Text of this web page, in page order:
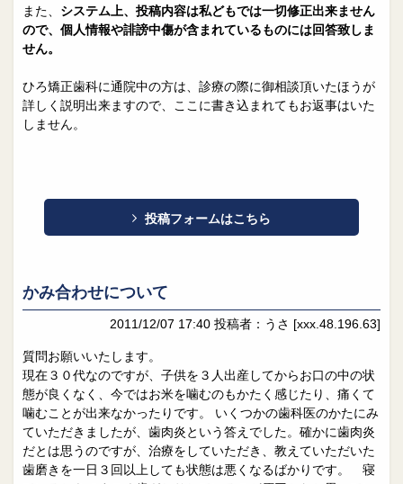
また、 システム上、投稿内容は私どもでは一切修正出来ません
ので、個人情報や誹謗中傷が含まれているものには回答致しま
せん。
ひろ矯正歯科に通院中の方は、診療の際に御相談頂いたほうが
詳しく説明出来ますので、ここに書き込まれてもお返事はいた
しません。
投稿フォームはこちら
かみ合わせについて
2011/12/07 17:40 投稿者：うさ [xxx.48.196.63]
質問お願いいたします。
現在３０代なのですが、子供を３人出産してからお口の中の状
態が良くなく、今ではお米を噛むのもかたく感じたり、痛くて
噛むことが出来なかったりです。 いくつかの歯科医のかたにみ
ていただきましたが、歯肉炎という答えでした。確かに歯肉炎
だとは思うのですが、治療をしていただき、教えていただいた
歯磨きを一日３回以上しても状態は悪くなるばかりです。 寝